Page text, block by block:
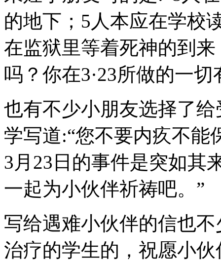
的地下；5人本应在学校
在监狱里等着死神的到
吗？你在3·23所做的一切
也有不少小朋友选择了
学写道:“您不要内疚不能
3月23日的事件是突如
一起为小伙伴祈祷吧。”
写给遇难小伙伴的信也
治疗的学生的，祝愿小